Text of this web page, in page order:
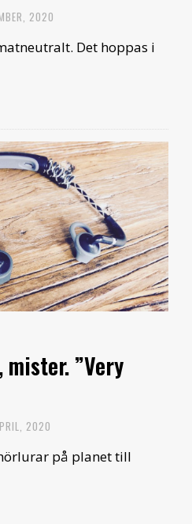
2020
Det hoppas i
”Very
2020
på planet till